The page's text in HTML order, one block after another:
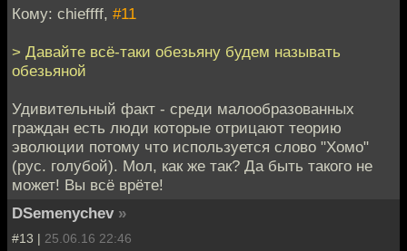
Кому: chieffff, #11
> Давайте всё-таки обезьяну будем называть
обезьяной
Удивительный факт - среди малообразованных
граждан есть люди которые отрицают теорию
эволюции потому что используется слово "Хомо"
(рус. голубой). Мол, как же так? Да быть такого не
может! Вы всё врёте!
DSemenychev »
#13 | 25.06.16 22:46